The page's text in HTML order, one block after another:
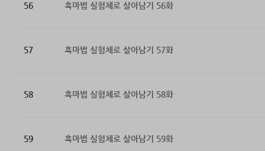
56 흑마법 실험체로 살아남기 56화
57 흑마법 실험체로 살아남기 57화
58 흑마법 실험체로 살아남기 58화
59 흑마법 실험체로 살아남기 59화